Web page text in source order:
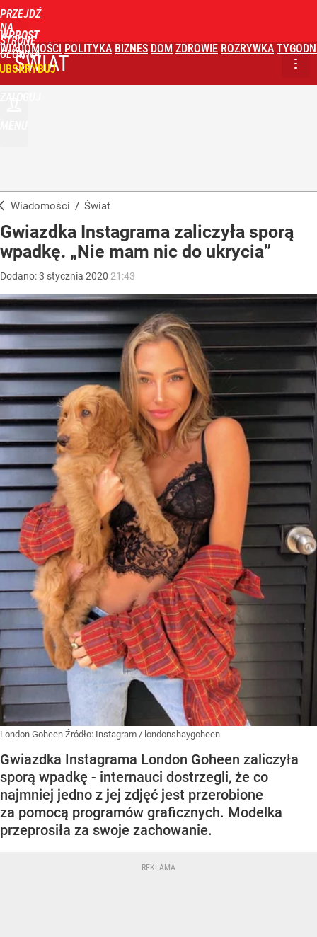
PRZEJDŹ
NA
STRONĘ
GŁÓWNĄ
WPROST
WIADOMOŚCI POLITYKA BIZNES DOM ZDROWIE ROZRYWKA
ŚWIAT
Wiadomości / Świat
Gwiazdka Instagrama zaliczyła sporą
wpadkę. „Nie mam nic do ukrycia”
Dodano:3 stycznia 2020 21:43
London Goheen Źródło: Instagram / londonshaygoheen
Gwiazdka Instagrama London Goheen zaliczyła
sporą wpadkę - internauci dostrzegli, że co
najmniej jedno z jej zdjęć jest przerobione
za pomocą programów graficznych. Modelka
przeprosiła za swoje zachowanie.